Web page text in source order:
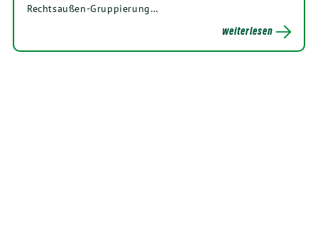
Rechtsaußen-Gruppierung…
weiterlesen